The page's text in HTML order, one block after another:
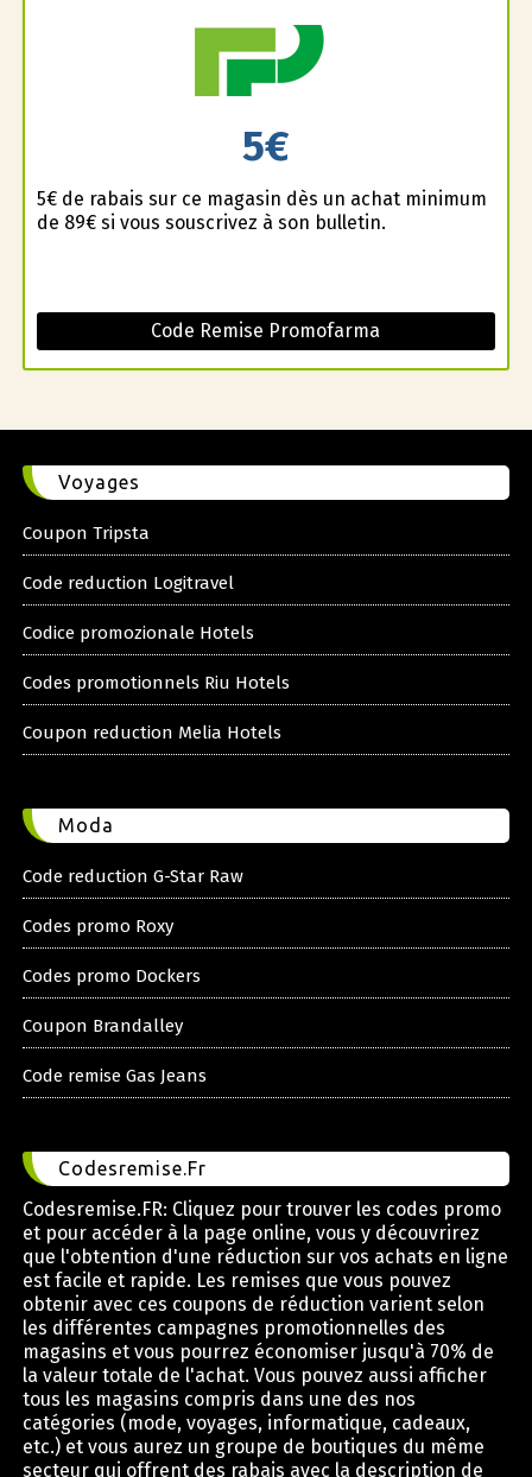
5€
5€ de rabais sur ce magasin dès un achat minimum
de 89€ si vous souscrivez à son bulletin.
Code Remise Promofarma
Voyages
Coupon Tripsta
Code reduction Logitravel
Codice promozionale Hotels
Codes promotionnels Riu Hotels
Coupon reduction Melia Hotels
Moda
Code reduction G-Star Raw
Codes promo Roxy
Codes promo Dockers
Coupon Brandalley
Code remise Gas Jeans
Codesremise.Fr
Codesremise.FR: Cliquez pour trouver les codes promo
et pour accéder à la page online, vous y découvrirez
que l'obtention d'une réduction sur vos achats en ligne
est facile et rapide. Les remises que vous pouvez
obtenir avec ces coupons de réduction varient selon
les différentes campagnes promotionnelles des
magasins et vous pourrez économiser jusqu'à 70% de
la valeur totale de l'achat. Vous pouvez aussi afficher
tous les magasins compris dans une des nos
catégories (mode, voyages, informatique, cadeaux,
etc.) et vous aurez un groupe de boutiques du même
secteur qui offrent des rabais avec la description de